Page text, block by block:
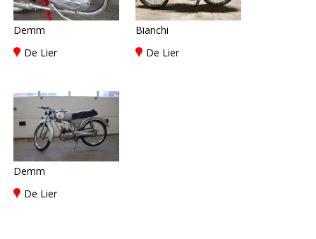
Demm
De Lier
Bianchi
De Lier
Demm
De Lier